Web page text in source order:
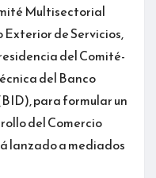
Multisectorial
de Servicios,
del Comité-
del Banco
para formular un
del Comercio
lanzado a mediados